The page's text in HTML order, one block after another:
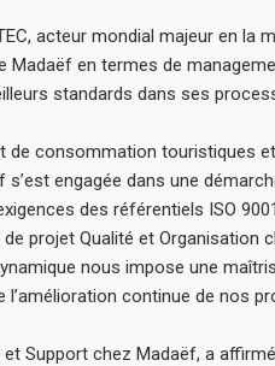
acteur mondial majeur en la
en termes de
standards dans ses
consommation touristiques
engagée dans une
des référentiels ISO
projet Qualité et Organisation
nous impose une
continue de nos
Support chez Madaëf, a